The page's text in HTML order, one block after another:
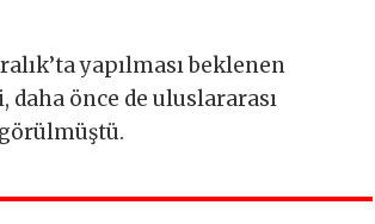
yapılması beklenen
daha önce de uluslararası